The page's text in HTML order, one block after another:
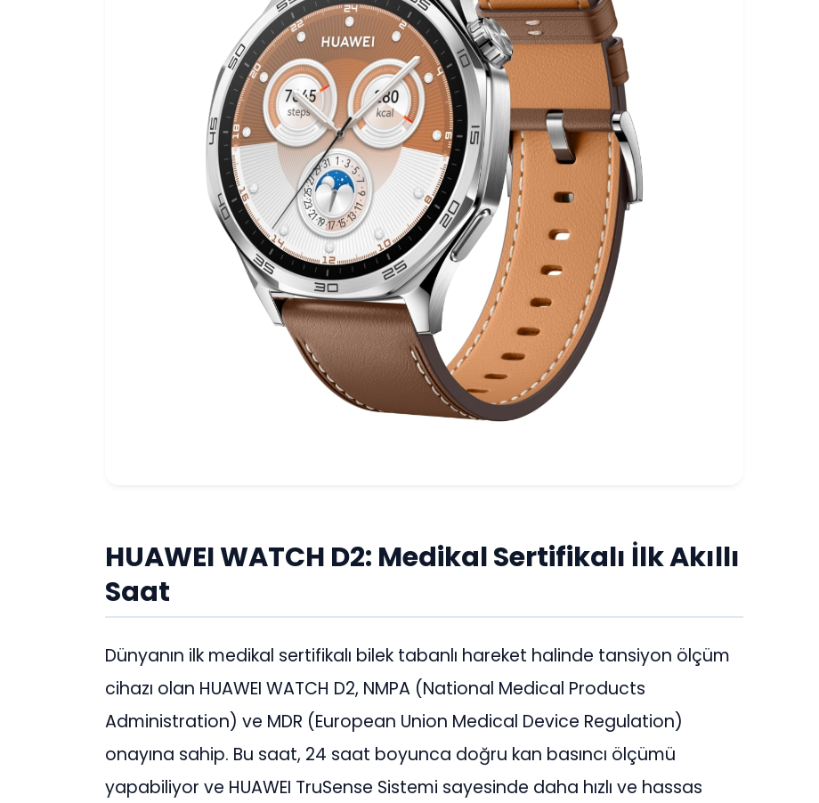
HUAWEI WATCH D2: Medikal Sertifikalı İlk Akıllı
Saat
Dünyanın ilk medikal sertifikalı bilek tabanlı hareket halinde tansiyon ölçüm
cihazı olan HUAWEI WATCH D2, NMPA (National Medical Products
Administration) ve MDR (European Union Medical Device Regulation)
onayına sahip. Bu saat, 24 saat boyunca doğru kan basıncı ölçümü
yapabiliyor ve HUAWEI TruSense Sistemi sayesinde daha hızlı ve hassas